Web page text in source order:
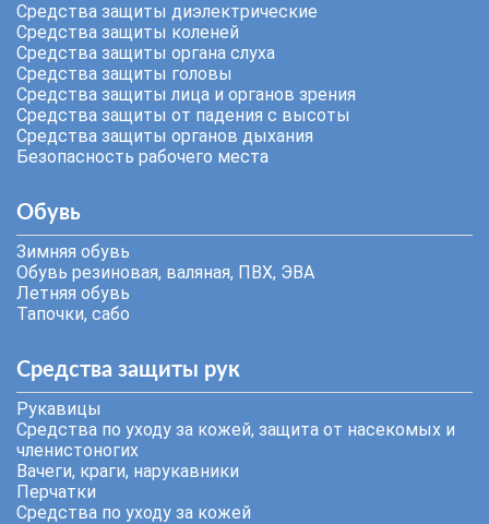
Средства защиты диэлектрические
Средства защиты коленей
Средства защиты органа слуха
Средства защиты головы
Средства защиты лица и органов зрения
Средства защиты от падения с высоты
Средства защиты органов дыхания
Безопасность рабочего места
Обувь
Зимняя обувь
Обувь резиновая, валяная, ПВХ, ЭВА
Летняя обувь
Тапочки, сабо
Средства защиты рук
Рукавицы
Средства по уходу за кожей, защита от насекомых и
членистоногих
Вачеги, краги, нарукавники
Перчатки
Средства по уходу за кожей